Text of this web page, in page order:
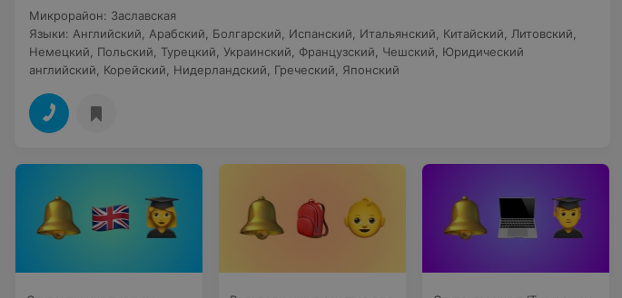
Микрорайон: Заславская
Языки: Английский Арабский Болгарский Испанский Итальянский Китайский Литовский
Немецкий
Польский Турецкий Украинский Французский Чешский
Юридический
английский
Корейский Нидерландский Греческий Японский